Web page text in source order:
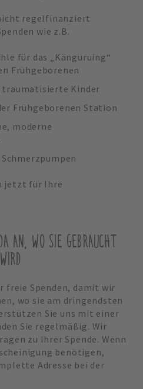
regelfinanziert
wie z.B.
für das „Känguruing“
Frühgeborenen
Kinder
Frühgeborenen Station
moderne
jetzt für Ihre
AN, WO SIE GEBRAUCHT
WIRD
freie Spenden, damit wir
wo sie am dringendsten
Sie uns mit einer
Sie regelmäßig. Wir
zu Ihrer Spende. Wenn
benötigen,
Adresse bei der